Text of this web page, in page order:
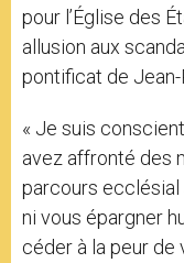
pour l’Église des
allusion aux
pontificat de Jean-
« Je suis
avez affronté des
parcours ecclésial
ni vous épargner
céder à la peur